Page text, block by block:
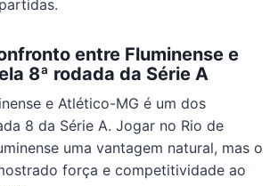
entre Fluminense e
8ª rodada da Série A
e Atlético-MG é um dos
8 da Série A. Jogar no Rio de
uma vantagem natural, mas o
força e competitividade ao